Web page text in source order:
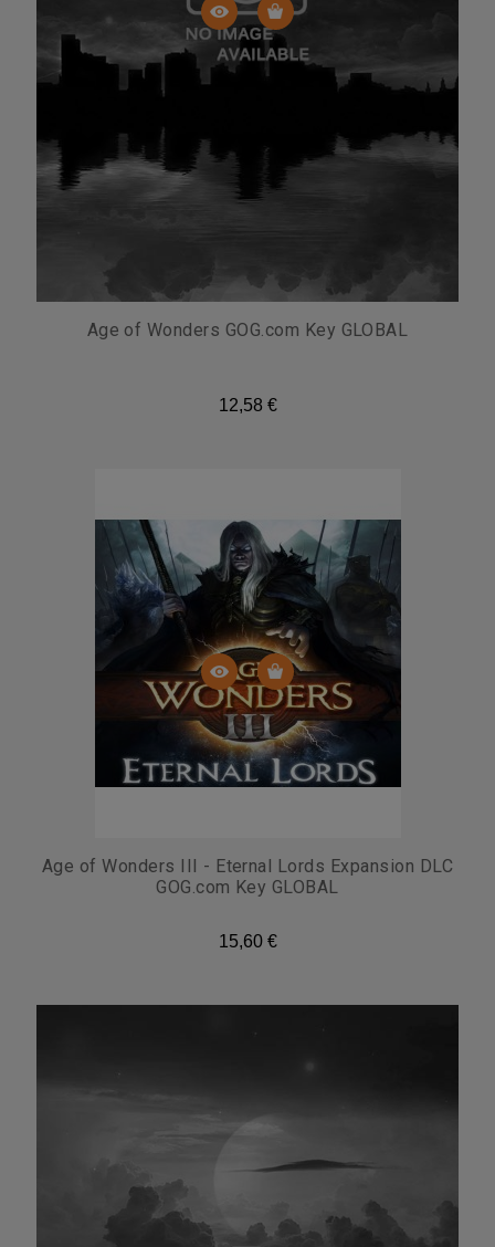
Age of Wonders GOG.com Key GLOBAL
12,58 €
Age of Wonders III - Eternal Lords Expansion DLC
GOG.com Key GLOBAL
15,60 €